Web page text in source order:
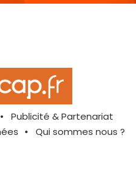
Publicité & Partenariat
Qui sommes nous ?